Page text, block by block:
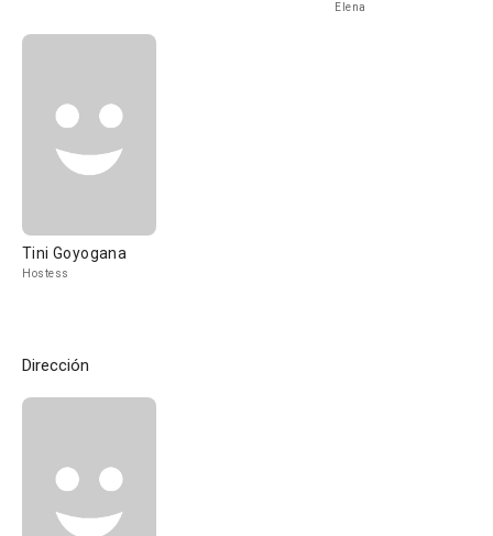
Elena
Tini Goyogana
Hostess
Dirección